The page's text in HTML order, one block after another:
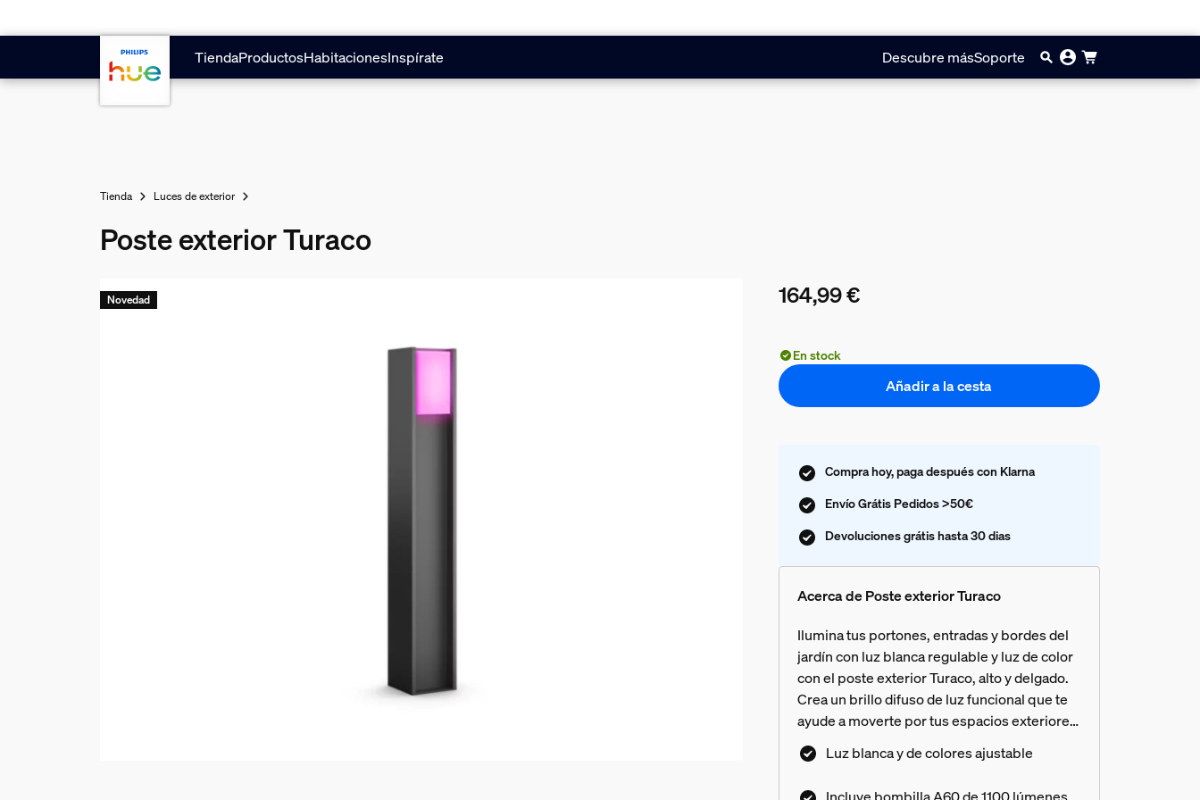
TiendaProductosHabitacionesInspírate Descubre másSoporte
Tienda Luces de exterior
Poste exterior Turaco
164,99 €
Novedad
En stock
Añadir a la cesta
Compra hoy, paga después con Klarna
Envío Grátis Pedidos >50€
Devoluciones grátis hasta 30 dias
Acerca de Poste exterior Turaco
Ilumina tus portones, entradas y bordes del
jardín con luz blanca regulable y luz de color
con el poste exterior Turaco, alto y delgado.
Crea un brillo difuso de luz funcional que te
ayude a moverte por tus espacios exteriores.
O ajusta la lámpara de poste a cualquier
color para resaltar entradas y el jardín
Luz blanca y de colores ajustable